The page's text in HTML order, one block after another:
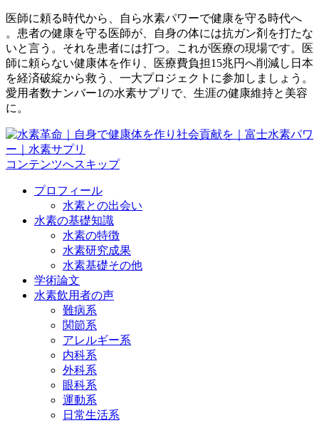
医師に頼る時代から、自ら水素パワーで健康を守る時代へ
。患者の健康を守る医師が、自身の体には抗ガン剤を打たな
いと言う。それを患者には打つ。これが医療の現場です。医
師に頼らない健康体を作り、医療費負担15兆円へ削減し日本
を経済破綻から救う、一大プロジェクトに参加しましょう。
愛用者数ナンバー1の水素サプリで、生涯の健康維持と美容
に。
コンテンツへスキップ
プロフィール
水素との出会い
水素の基礎知識
水素の特徴
水素研究成果
水素基礎その他
学術論文
水素飲用者の声
難病系
関節系
アレルギー系
内科系
外科系
眼科系
運動系
日常生活系